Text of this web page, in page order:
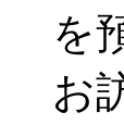
を
お